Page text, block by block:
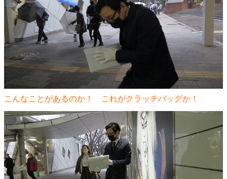
こんなことがあるのか！ これがクラッチバッグか！